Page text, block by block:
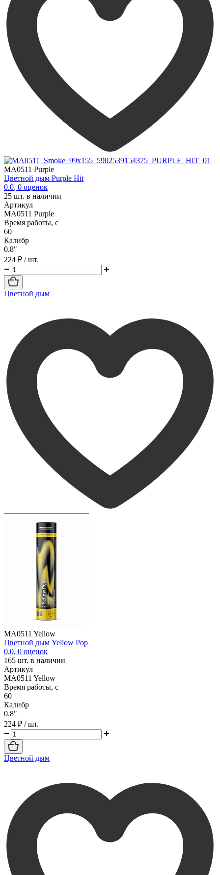
MA0511 Purple
Цветной дым Purple Hit
0.0, 0 оценок
25 шт. в наличии
Артикул
MA0511 Purple
Время работы, с
60
Калибр
0.8"
224 ₽ / шт.
Цветной дым
MA0511 Yellow
Цветной дым Yellow Pop
0.0, 0 оценок
165 шт. в наличии
Артикул
MA0511 Yellow
Время работы, с
60
Калибр
0.8"
224 ₽ / шт.
Цветной дым